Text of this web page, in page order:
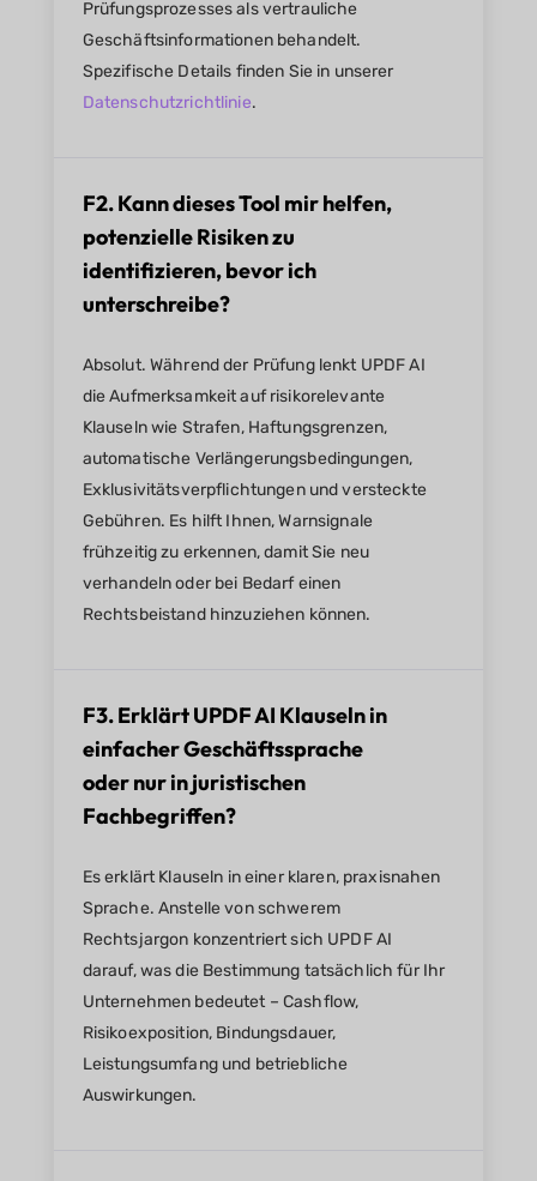
Prüfungsprozesses als vertrauliche
Geschäftsinformationen behandelt.
Spezifische Details finden Sie in unserer
Datenschutzrichtlinie.
F2. Kann dieses Tool mir helfen,
potenzielle Risiken zu
identifizieren, bevor ich
unterschreibe?
Absolut. Während der Prüfung lenkt UPDF AI
die Aufmerksamkeit auf risikorelevante
Klauseln wie Strafen, Haftungsgrenzen,
automatische Verlängerungsbedingungen,
Exklusivitätsverpflichtungen und versteckte
Gebühren. Es hilft Ihnen, Warnsignale
frühzeitig zu erkennen, damit Sie neu
verhandeln oder bei Bedarf einen
Rechtsbeistand hinzuziehen können.
F3. Erklärt UPDF AI Klauseln in
einfacher Geschäftssprache
oder nur in juristischen
Fachbegriffen?
Es erklärt Klauseln in einer klaren, praxisnahen
Sprache. Anstelle von schwerem
Rechtsjargon konzentriert sich UPDF AI
darauf, was die Bestimmung tatsächlich für Ihr
Unternehmen bedeutet – Cashflow,
Risikoexposition, Bindungsdauer,
Leistungsumfang und betriebliche
Auswirkungen.